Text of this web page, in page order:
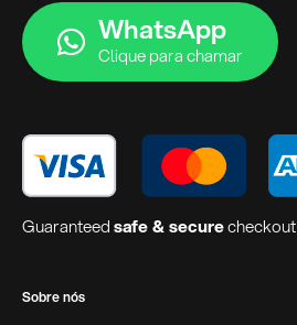
WhatsApp
Clique para chamar
Guaranteedsafe & securecheckout
Sobre nós